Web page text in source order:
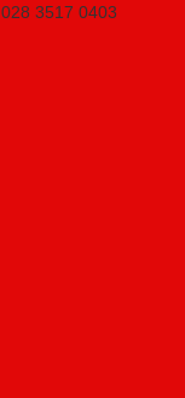
028 3517 0403